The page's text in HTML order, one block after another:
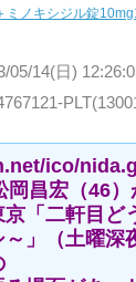
ミノキシジル錠
05/14(日)
ico/
岡昌宏（46
「二軒目ど
」（土曜深